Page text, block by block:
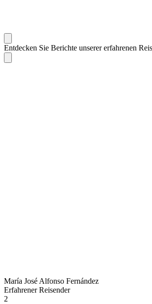
Entdecken Sie Berichte unserer erfahrenen
María José Alfonso Fernández
Erfahrener Reisender
2